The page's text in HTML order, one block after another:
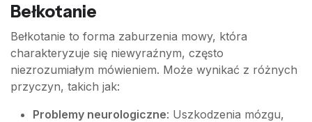
Bełkotanie
Bełkotanie to forma zaburzenia mowy, która
charakteryzuje się niewyraźnym, często
niezrozumiałym mówieniem. Może wynikać z różnych
przyczyn, takich jak:
Problemy neurologiczne: Uszkodzenia mózgu,